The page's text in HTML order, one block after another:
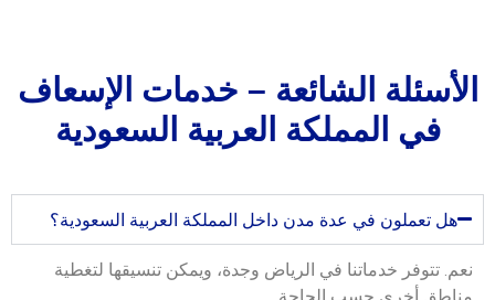
الأسئلة الشائعة – خدمات الإسعاف
في المملكة العربية السعودية
هل تعملون في عدة مدن داخل المملكة العربية السعودية؟
نعم. تتوفر خدماتنا في الرياض وجدة، ويمكن تنسيقها لتغطية
مناطق أخرى حسب الحاجة.